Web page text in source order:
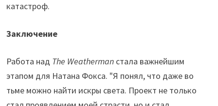
катастроф.
Заключение
Работа над The Weatherman стала важнейшим
этапом для Натана Фокса. "Я понял, что даже во
тьме можно найти искры света. Проект не только